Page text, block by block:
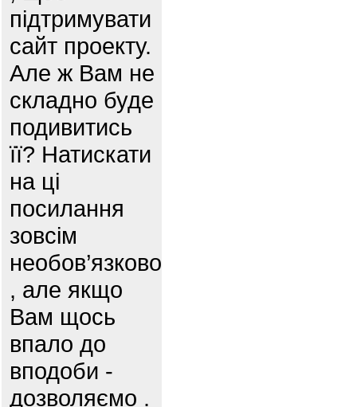
підтримувати
сайт проекту.
Але ж Вам не
складно буде
подивитись
її? Натискати
на ці
посилання
зовсім
необов’язково
, але якщо
Вам щось
впало до
вподоби -
дозволяємо .